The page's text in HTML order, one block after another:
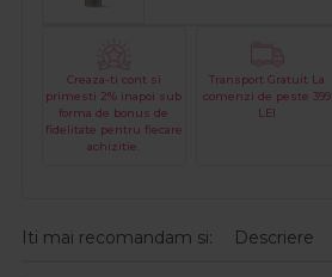
Creaza-ti cont si
primesti 2% inapoi sub
forma de bonus de
fidelitate pentru fiecare
achizitie.
Transport Gratuit La
comenzi de peste 399
LEI
Iti mai recomandam si: Descriere